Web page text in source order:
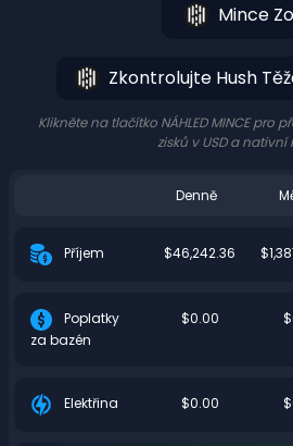
Mince
Zkontrolujte Hush
Klikněte na tlačítko NÁHLED MINCE pro
zisků v USD a nativní
Denně
Příjem $46,242.36
Poplatky
za bazén
$0.00
Elektřina $0.00